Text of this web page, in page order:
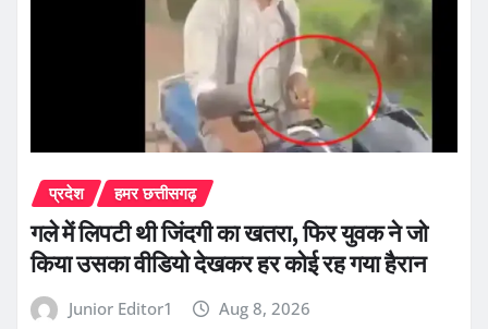
प्रदेश हमर छत्तीसगढ़
गले में लिपटी थी जिंदगी का खतरा, फिर युवक ने जो
किया उसका वीडियो देखकर हर कोई रह गया हैरान
Junior Editor1 Aug 8, 2026